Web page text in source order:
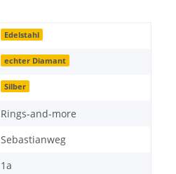
Edelstahl
echter Diamant
Silber
Rings-and-more
Sebastianweg
1a